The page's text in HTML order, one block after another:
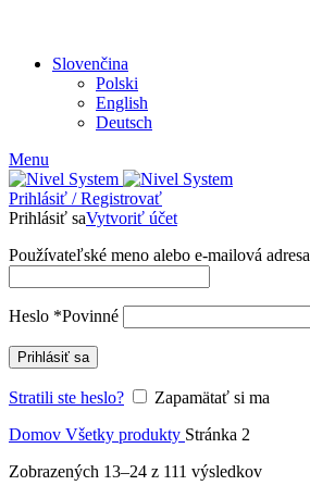
Slovenčina
Polski
English
Deutsch
Menu
Prihlásiť / Registrovať
Prihlásiť saVytvoriť účet
Používateľské meno alebo e-mailová adresa
Heslo *Povinné
Prihlásiť sa
Stratili ste heslo?
Zapamätať si ma
Domov Všetky produkty Stránka 2
Zobrazených 13–24 z 111 výsledkov